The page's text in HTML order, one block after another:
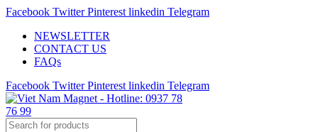
Facebook Twitter Pinterest linkedin Telegram
NEWSLETTER
CONTACT US
FAQs
Facebook Twitter Pinterest linkedin Telegram